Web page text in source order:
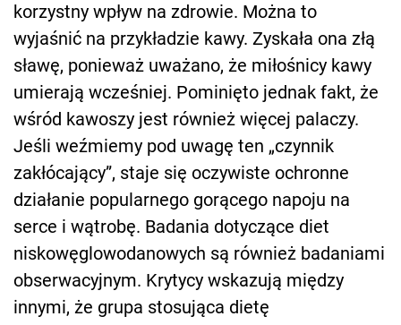
korzystny wpływ na zdrowie. Można to
wyjaśnić na przykładzie kawy. Zyskała ona złą
sławę, ponieważ uważano, że miłośnicy kawy
umierają wcześniej. Pominięto jednak fakt, że
wśród kawoszy jest również więcej palaczy.
Jeśli weźmiemy pod uwagę ten „czynnik
zakłócający”, staje się oczywiste ochronne
działanie popularnego gorącego napoju na
serce i wątrobę. Badania dotyczące diet
niskowęglowodanowych są również badaniami
obserwacyjnym. Krytycy wskazują między
innymi, że grupa stosująca dietę